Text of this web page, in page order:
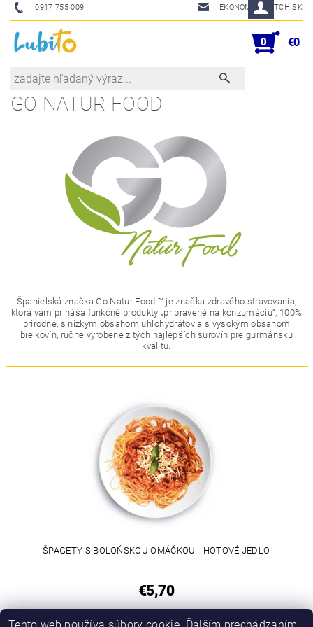
0917 755 009 EKONOM@SKETCH.SK
0 €0
GO NATUR FOOD
Španielská značka Go Natur Food ™ je značka zdravého stravovania,
ktorá vám prináša funkčné produkty „pripravené na konzumáciu“, 100%
prírodné, s nízkym obsahom uhľohydrátov a s vysokým obsahom
bielkovín, ručne vyrobené z tých najlepších surovín pre gurmánsku
kvalitu.
ŠPAGETY S BOLOŇSKOU OMÁČKOU - HOTOVÉ JEDLO
€5,70
1položiek celkom